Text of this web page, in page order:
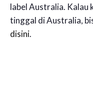
label Australia. Kalau
tinggal di Australia,
disini.